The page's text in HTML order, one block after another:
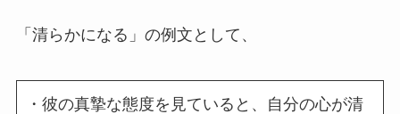
「清らかになる」の例文として、
・彼の真摯な態度を見ていると、自分の心が清